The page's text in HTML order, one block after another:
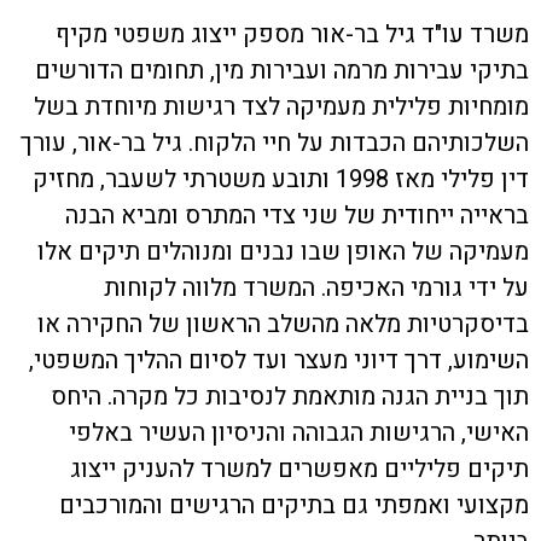
משרד עו"ד גיל בר-אור מספק ייצוג משפטי מקיף
בתיקי עבירות מרמה ועבירות מין, תחומים הדורשים
מומחיות פלילית מעמיקה לצד רגישות מיוחדת בשל
השלכותיהם הכבדות על חיי הלקוח. גיל בר-אור, עורך
דין פלילי מאז 1998 ותובע משטרתי לשעבר, מחזיק
בראייה ייחודית של שני צדי המתרס ומביא הבנה
מעמיקה של האופן שבו נבנים ומנוהלים תיקים אלו
על ידי גורמי האכיפה. המשרד מלווה לקוחות
בדיסקרטיות מלאה מהשלב הראשון של החקירה או
השימוע, דרך דיוני מעצר ועד לסיום ההליך המשפטי,
תוך בניית הגנה מותאמת לנסיבות כל מקרה. היחס
האישי, הרגישות הגבוהה והניסיון העשיר באלפי
תיקים פליליים מאפשרים למשרד להעניק ייצוג
מקצועי ואמפתי גם בתיקים הרגישים והמורכבים